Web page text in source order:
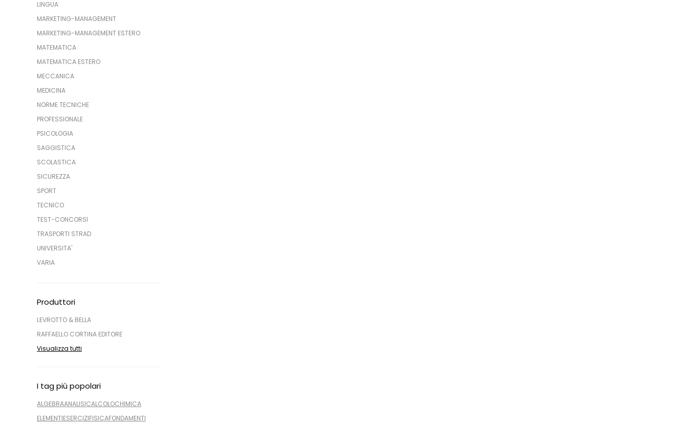
LINGUA
MARKETING-MANAGEMENT
MARKETING-MANAGEMENT ESTERO
MATEMATICA
MATEMATICA ESTERO
MECCANICA
MEDICINA
NORME TECNICHE
PROFESSIONALE
PSICOLOGIA
SAGGISTICA
SCOLASTICA
SICUREZZA
SPORT
TECNICO
TEST-CONCORSI
TRASPORTI STRAD
UNIVERSITA'
VARIA
Produttori
LEVROTTO & BELLA
RAFFAELLO CORTINA EDITORE
Visualizza tutti
I tag più popolari
ALGEBRAANALISICALCOLOCHIMICA
ELEMENTIESERCIZIFISICAFONDAMENTI